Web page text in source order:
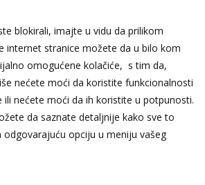
blokirali, imajte u vidu da prilikom
internet stranice možete da u bilo kom
omogućene kolačiće, s tim da,
nećete moći da koristite funkcionalnosti
ili nećete moći da ih koristite u potpunosti.
da saznate detaljnije kako sve to
odgovarajuću opciju u meniju vašeg